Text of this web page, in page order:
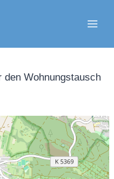
den Wohnungstausch